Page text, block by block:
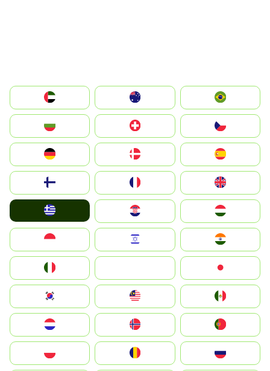
الإمارات العربية المتحدة
Switzerland
Deutschland
United Kingdom
Magyarország
South Korea